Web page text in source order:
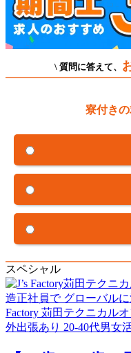
\ 質問に答えて、
寮付き
スペシャル